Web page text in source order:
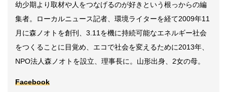
幼少期より取材や人をつなげるのが好きという根っからの編
集者。ローカルニュース記者、環境ライターを経て2009年11
月に森ノオトを創刊、3.11を機に持続可能なエネルギー社会
をつくることに目覚め、エコで社会を変えるために2013年、
NPO法人森ノオトを設立、理事長に。山形出身、2女の母。
Facebook